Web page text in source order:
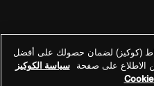
(كوكيز) لضمان حصولك على أفضل
الاطلاع على صفحة سياسة الكوكيز